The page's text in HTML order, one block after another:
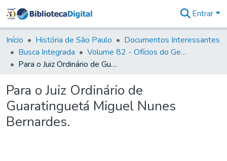
&
Coleções
Tudo na
Biblioteca
Estatísticas
Entrar
Início História de São Paulo
Documentos Interessantes
Busca Integrada
Volume 82 - Ofícios do General Martim Lopes Lobo de Saldanha (Governador da Capitania): 1779- 1780
Para o Juiz Ordinário de Guaratinguetá Miguel Nunes Bernardes.
Para o Juiz Ordinário de
Guaratinguetá Miguel Nunes
Bernardes.